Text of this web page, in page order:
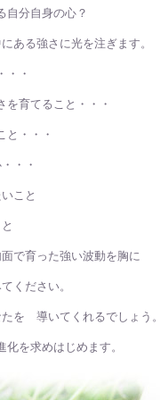
自分自身の心？
ある強さに光を注ぎます。
・・
育てること・・・
と・・・
・・
こと
で育った強い波動を胸に
ください。
を 導いてくれるでしょう
を求めはじめます。